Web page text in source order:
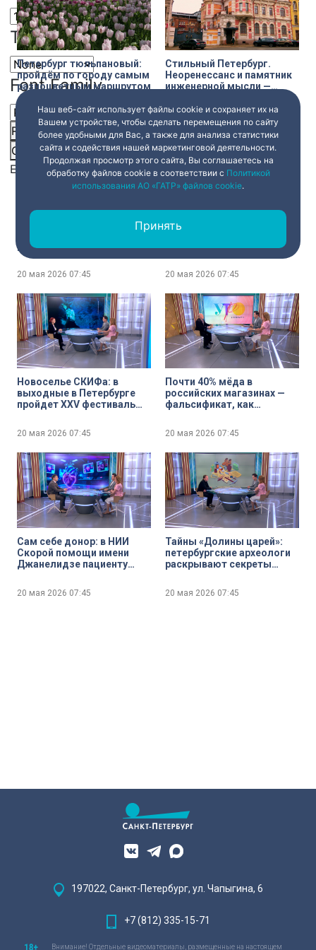
Text Edge Style
Font Family
Resetrestore all settings to the default values Done
Close Modal Dialog
End of dialog window.
Петербург тюльпановый:
пройдём по городу самым
разноцветным маршрутом
20 мая 202607:45
Стильный Петербург.
Неоренессанс и памятник
инженерной мысли —
20 мая 202607:45
российского
парламентаризма и
на выставке в здании
20 мая 2026 07:45
Год единства народов
триколора: в Сестрорецке
высаживают цветник в
20 мая 2026 07:45
Новоселье СКИФа: в
выходные в Петербурге
пройдет XXV фестиваль
искусства
20 мая 2026 07:45
Почти 40% мёда в
российских магазинах —
фальсификат, как
многообразии и выбрать
правильный
20 мая 2026 07:45
Сам себе донор: в НИИ
Скорой помощи имени
Джанелидзе пациенту
его же собственных
20 мая 2026 07:45
Тайны «Долины царей»:
петербургские археологи
раскрывают секреты
20 мая 2026 07:45
Наш веб-сайт использует файлы cookie и сохраняет их на
Вашем устройстве, чтобы сделать перемещения по сайту
более удобными для Вас, а также для анализа статистики
сайта и содействия нашей маркетинговой деятельности.
Продолжая просмотр этого сайта, Вы соглашаетесь на
обработку файлов cookie в соответствии с Политикой
использования АО «ГАТР» файлов cookie.
Принять
197022, Санкт-Петербург, ул. Чапыгина, 6
+7 (812) 335-15-71
Внимание! Отдельные видеоматериалы, размещенные на настоящем